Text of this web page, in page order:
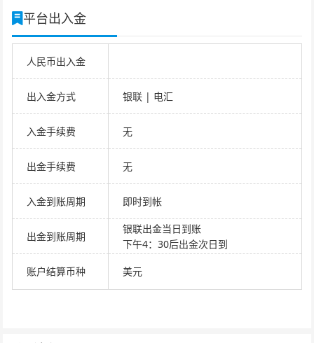
平台出入金
人民币出入金
出入金方式 银联 | 电汇
入金手续费 无
出金手续费 无
入金到账周期 即时到帐
出金到账周期
银联出金当日到账
下午4：30后出金次日到
账户结算币种 美元